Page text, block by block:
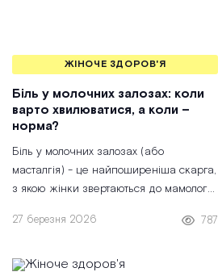
ЖІНОЧЕ ЗДОРОВ'Я
Біль у молочних залозах: коли
варто хвилюватися, а коли –
норма?
Біль у молочних залозах (або
масталгія) - це найпоширеніша скарга,
з якою жінки звертаються до мамолога.
б раз у житті відчували дискомфорт у
27 березня 2026 787